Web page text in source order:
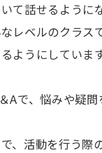
て話せるように
レベルのクラス
ようにしています
Aで、悩みや疑問
、活動を行う際